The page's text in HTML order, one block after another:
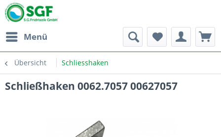
Menü
Übersicht Schliesshaken
Schließhaken 0062.7057 00627057